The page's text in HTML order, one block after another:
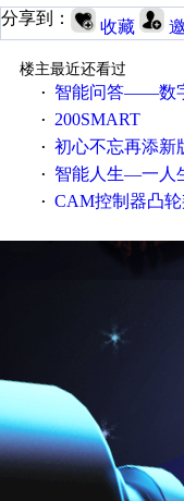
分享到： 收藏
楼主最近还看过
·
智能问答——数字工厂、智慧工厂
· 200SMART
· 初心不忘再添新版本向正
· 智能人生—一人生到最
· CAM控制器凸轮邦定